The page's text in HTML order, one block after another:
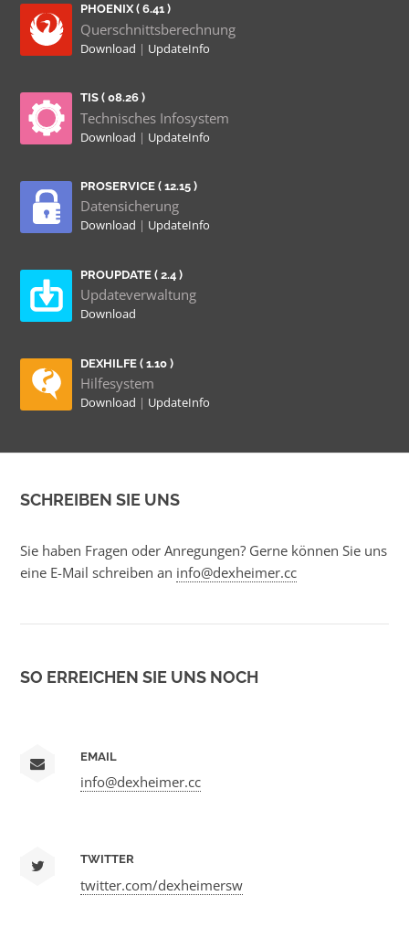
PHOENIX ( 6.41 )
Querschnittsberechnung
Download | UpdateInfo
TIS ( 08.26 )
Technisches Infosystem
Download | UpdateInfo
PROSERVICE ( 12.15 )
Datensicherung
Download | UpdateInfo
PROUPDATE ( 2.4 )
Updateverwaltung
Download
DEXHILFE ( 1.10 )
Hilfesystem
Download | UpdateInfo
SCHREIBEN SIE UNS
Sie haben Fragen oder Anregungen? Gerne können Sie uns
eine E-Mail schreiben an info@dexheimer.cc
SO ERREICHEN SIE UNS NOCH
EMAIL
info@dexheimer.cc
TWITTER
twitter.com/dexheimersw